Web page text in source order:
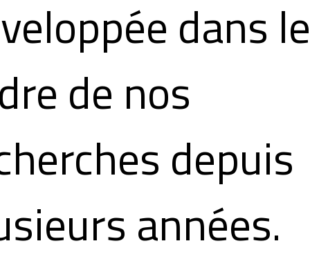
dans
de nos
depuis
années.